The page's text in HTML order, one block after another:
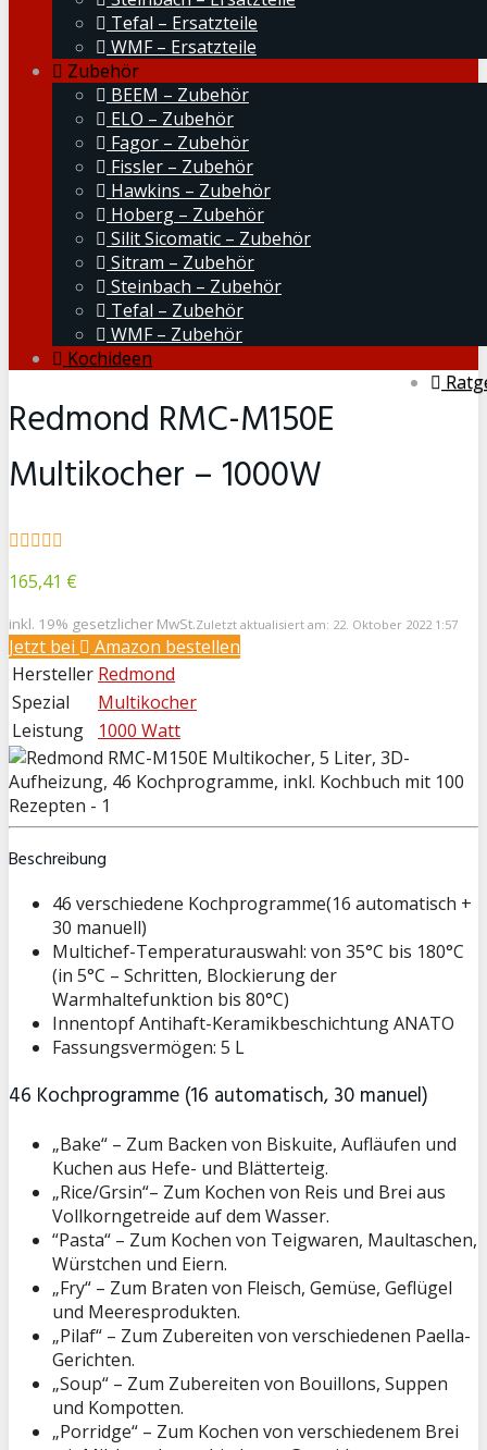
Tefal – Ersatzteile
WMF – Ersatzteile
Zubehör
BEEM – Zubehör
ELO – Zubehör
Fagor – Zubehör
Fissler – Zubehör
Hawkins – Zubehör
Hoberg – Zubehör
Silit Sicomatic – Zubehör
Sitram – Zubehör
Steinbach – Zubehör
Tefal – Zubehör
WMF – Zubehör
Kochideen
Redmond RMC-M150E
Multikocher – 1000W
165,41 €
inkl. 19% gesetzlicher MwSt.Zuletzt aktualisiert am: 22. Oktober 2022 1:57
Jetzt bei
Amazon bestellen
Hersteller Redmond
Spezial
Multikocher
Leistung
1000 Watt
Beschreibung
46 verschiedene Kochprogramme(16 automatisch +
30 manuell)
Multichef-Temperaturauswahl: von 35°C bis 180°C
(in 5°C – Schritten, Blockierung der
Warmhaltefunktion bis 80°C)
Innentopf Antihaft-Keramikbeschichtung ANATO
Fassungsvermögen: 5 L
46 Kochprogramme (16 automatisch, 30 manuel)
„Bake“ – Zum Backen von Biskuite, Aufläufen und
Kuchen aus Hefe- und Blätterteig.
„Rice/Grsin“– Zum Kochen von Reis und Brei aus
Vollkorngetreide auf dem Wasser.
“Pasta“ – Zum Kochen von Teigwaren, Maultaschen,
Würstchen und Eiern.
„Fry“ – Zum Braten von Fleisch, Gemüse, Geflügel
und Meeresprodukten.
„Pilaf“ – Zum Zubereiten von verschiedenen Paella-
Gerichten.
„Soup“ – Zum Zubereiten von Bouillons, Suppen
und Kompotten.
„Porridge“ – Zum Kochen von verschiedenem Brei